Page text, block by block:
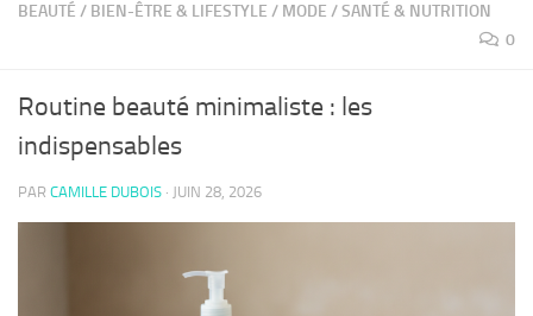
BEAUTÉ / BIEN-ÊTRE & LIFESTYLE / MODE /SANTÉ & NUTRITION
0
Routine beauté minimaliste : les
indispensables
PAR CAMILLE DUBOIS · JUIN 28, 2026